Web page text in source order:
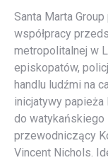
Santa Marta
współpracy
metropolitalnej w
episkopatów,
handlu ludźmi na
inicjatywy
do watykańskiego
przewodniczący
Vincent Nichols.